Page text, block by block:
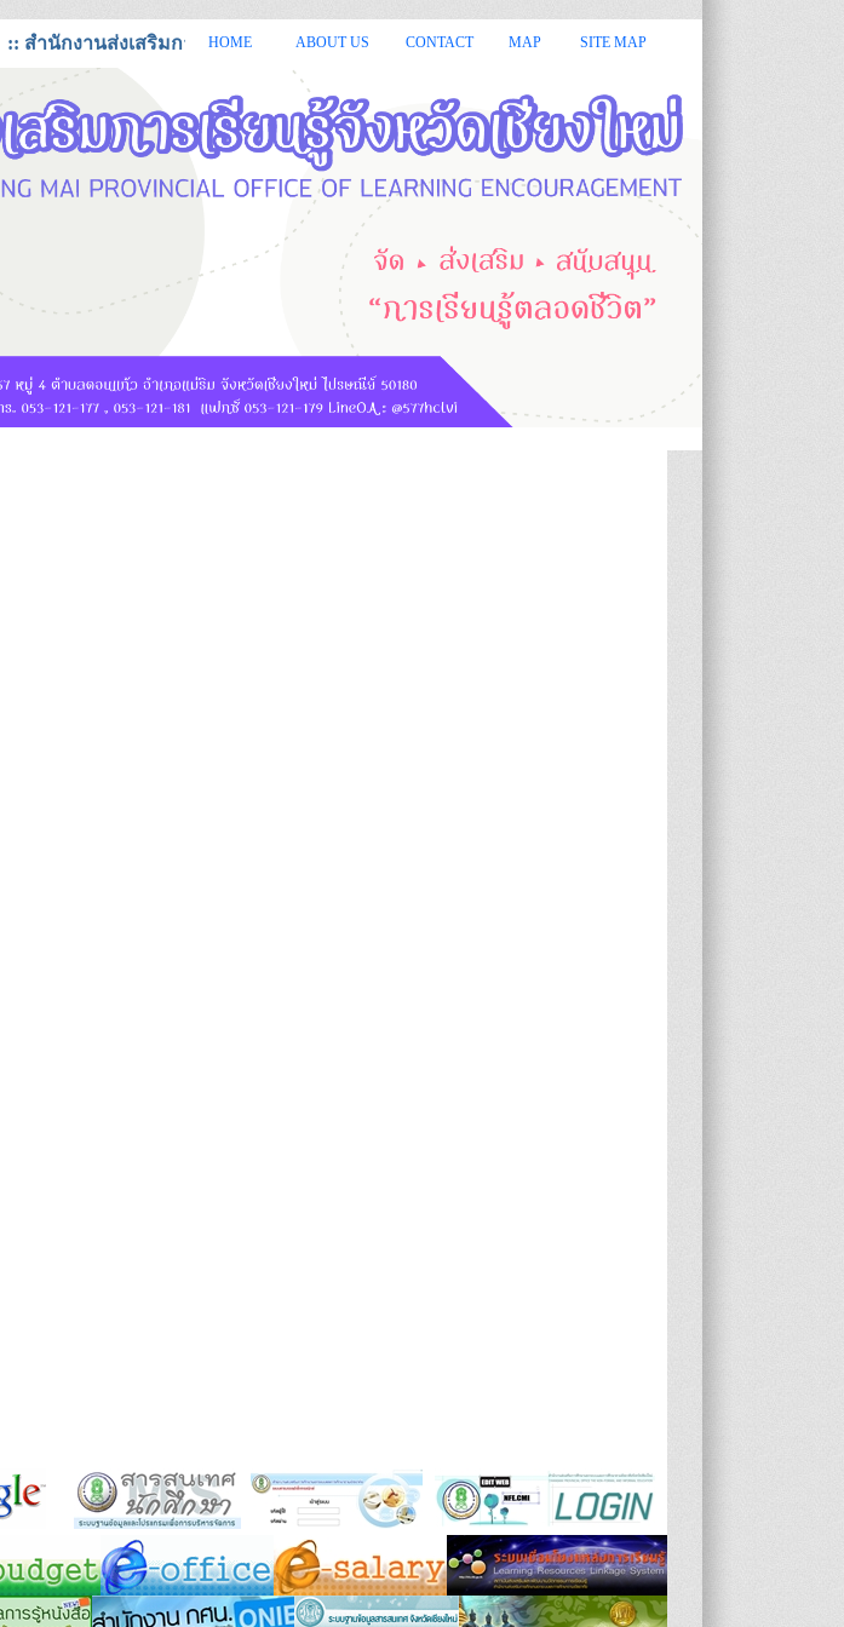
:: สำนักงานส่งเสริมการเรียนรู้จังหวัดเชียงใหม่ ยินดีต้อนรับ :: :: กรมส่งเสริมการเรียนรู้ หรือ สกร.มีห
HOME ABOUT US CONTACT MAP SITE MAP